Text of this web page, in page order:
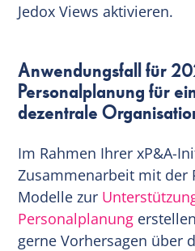
Jedox Views aktivieren.
Anwendungsfall für
Personalplanung für
dezentrale
Im Rahmen Ihrer xP&A-
Zusammenarbeit mit der
Modelle zur
Personalplanung
gerne Vorhersagen über